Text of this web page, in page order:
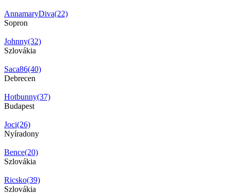
AnnamaryDiva(22)
Sopron
Johnny(32)
Szlovákia
Saca86(40)
Debrecen
Hotbunny(37)
Budapest
Joci(26)
Nyíradony
Bence(20)
Szlovákia
Ricsko(39)
Szlovákia